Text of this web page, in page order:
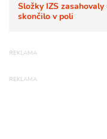
Složky IZS
skončilo v poli